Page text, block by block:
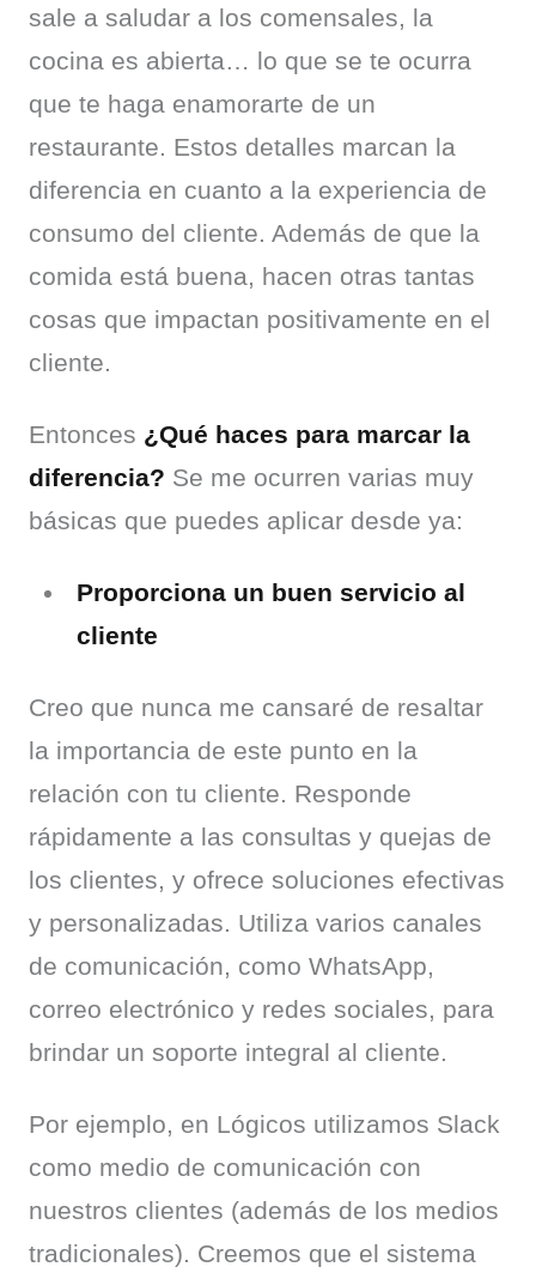
sale a saludar a los comensales, la
cocina es abierta… lo que se te ocurra
que te haga enamorarte de un
restaurante. Estos detalles marcan la
diferencia en cuanto a la experiencia de
consumo del cliente. Además de que la
comida está buena, hacen otras tantas
cosas que impactan positivamente en el
cliente.
Entonces ¿Qué haces para marcar la
diferencia? Se me ocurren varias muy
básicas que puedes aplicar desde ya:
Proporciona un buen servicio al
cliente
Creo que nunca me cansaré de resaltar
la importancia de este punto en la
relación con tu cliente. Responde
rápidamente a las consultas y quejas de
los clientes, y ofrece soluciones efectivas
y personalizadas. Utiliza varios canales
de comunicación, como WhatsApp,
correo electrónico y redes sociales, para
brindar un soporte integral al cliente.
Por ejemplo, en Lógicos utilizamos Slack
como medio de comunicación con
nuestros clientes (además de los medios
tradicionales). Creemos que el sistema